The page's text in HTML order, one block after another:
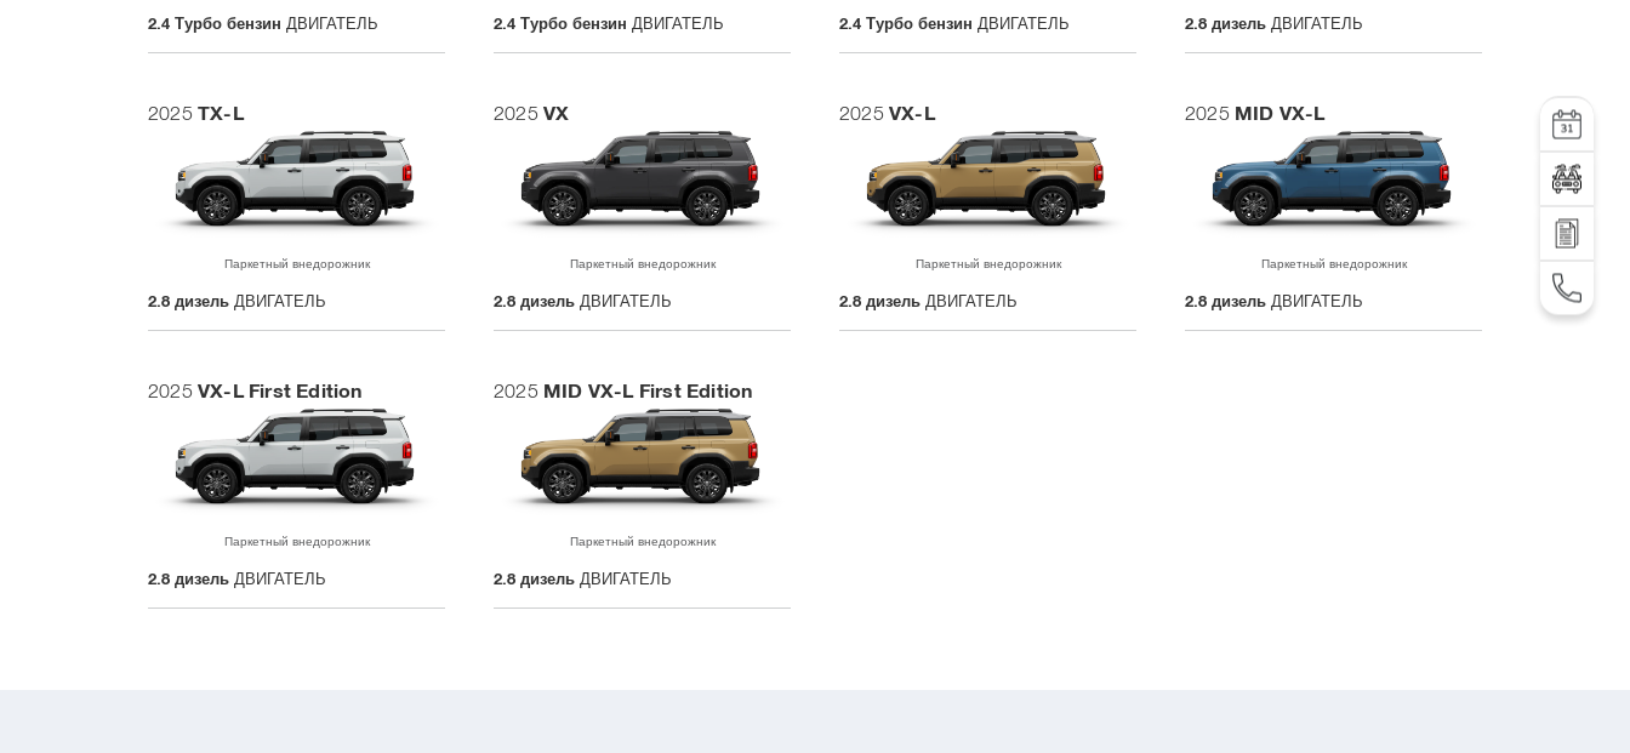
УСЛУГА
Тест-драйв
Отправить запрос
TEL: +995 32 2 292 000
2.4 Турбо бензин ДВИГАТЕЛЬ 2.4 Турбо бензин ДВИГАТЕЛЬ 2.4 Турбо бензин ДВИГАТЕЛЬ 2.8 дизель ДВИГАТЕЛЬ
2025 TX-L
Паркетный внедорожник
2.8 дизель ДВИГАТЕЛЬ
2025 VX
Паркетный внедорожник
2.8 дизель ДВИГАТЕЛЬ
2025 VX-L
Паркетный внедорожник
2.8 дизель ДВИГАТЕЛЬ
2025 MID VX-L
Паркетный внедорожник
2.8 дизель ДВИГАТЕЛЬ
2025 VX-L First Edition
Паркетный внедорожник
2.8 дизель ДВИГАТЕЛЬ
2025 MID VX-L First Edition
Паркетный внедорожник
2.8 дизель ДВИГАТЕЛЬ